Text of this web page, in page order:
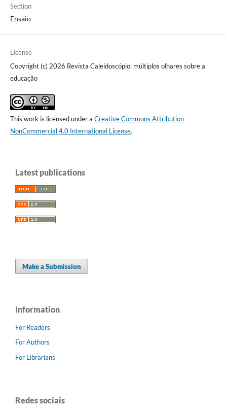
Section
Ensaio
License
Copyright (c) 2026 Revista Caleidoscópio: múltiplos olhares sobre a
educação
This work is licensed under a Creative Commons Attribution-
NonCommercial 4.0 International License.
Latest publications
Make a Submission
Information
For Readers
For Authors
For Librarians
Redes sociais